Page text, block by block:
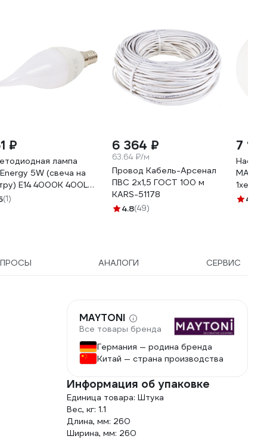
₽
лампа
5W (свеча на
E14 4000K 400Lm
(1)
6 364 ₽
63.64 ₽/м
Провод Кабель-Арсенал
ПВС 2х1,5 ГОСТ 100 м
KARS-51178
4.8(49)
7
4.8
АНАЛОГИ СЕРВИС
MAYTONI
Все товары бренда
Германия — родина бренда
Китай — страна производства
Информация об упаковке
Единица товара: Штука
Вес, кг: 1.1
Длина, мм: 260
Ширина, мм: 260